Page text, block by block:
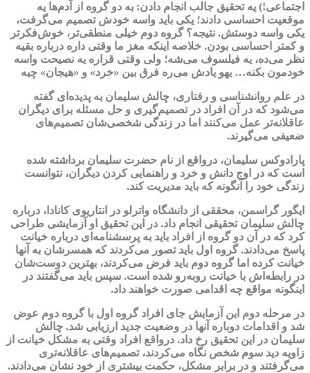
اجتماعی!) یه تحقیق جالب انجام دادن: به دو گروه از آدم‌ها یه
موقعیت احساسی دادند؛ یکی باید واسه خودش تصمیم می‌گرفت،
یکی واسه دوستش. نتیجه؟ گروه دوم خیلی منطقی‌تر، خوش‌فکرتر
و کمتر احساسی بودن. خلاصه اینکه مغز ما وقتی داره درباره بقیه
نظر می‌ده، یه فیلسوف می‌شه؛ ولی وقتی قراره یه نصیحت واسه
خودمون بکنه… یهو یادش می‌ره فرق بین «خرد» و «هیجان» چیه
در علم روانشناسی و رفتاری، چالش سلیمان به پدیده‌ای گفته
می‌شود که در آن افراد در تصمیم‌گیری و حل مسئله برای دیگران
عاقلانه‌تر عمل می‌کنند اما در زندگی شخصی‌شان تصمیم‌های
ضعیفی می‌گیرند.
پارادوکس سلیمان، درواقع از نام حضرت سلیمان برداشته شده
است که در اوج دانش و خرد و راهنمایی کردن دیگران، نتوانست
زندگی خود را آنگونه که باید مدیریت کند.
ایگور گراسمن، محققی از دانشگاه واترلو در انتاریوی کانادا، درباره
چالش سلیمان تحقیقی انجام داد. در این تحقیق او آزمایشی طراحی
کرد که در آن دو گروه از افراد باید به پرسشنامه‌ای درباره خیانت
پاسخ می‌دادند. گروه اول باید تصور می‌کردند که همسرشان به آنها
خیانت کرده اما گروه دوم باید فرض می‌کردند، بهترین دوست‌شان
در رابطه‌اش با خیانت روبه‌رو شده است. سپس باید می‌گفتند در
اینگونه مواقع چه اقدامی صورت خواهند داد.
در مرحله دوم این آزمایش جای افراد گروه اول با گروه دوم عوض
شد و اقدامات دوباره آنها در وضعیت جدید ارزیابی شد. چالش
سلیمان در این تحقیق رخ داد. درواقع افراد وقتی به مشکل خیانت از
زاویه دید سوم شخص نگاه می‌کردند، تصمیم‌های عاقلانه‌تری
می‌گرفتند و در برابر مشکل، حکمت بیشتری از خود نشان می‌دادند.